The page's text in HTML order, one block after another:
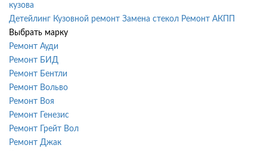
кузова
Детейлинг Кузовной ремонт Замена стекол Ремонт АКПП
Выбрать марку
Ремонт Ауди
Ремонт БИД
Ремонт Бентли
Ремонт Вольво
Ремонт Воя
Ремонт Генезис
Ремонт Грейт Вол
Ремонт Джак